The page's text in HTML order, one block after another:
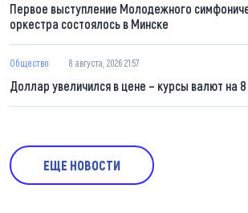
Первое выступление Молодежного
оркестра состоялось в Минске
Общество 8 августа, 2026 21:57
Доллар увеличился в цене – курсы валют на 8
ЕЩЕ НОВОСТИ